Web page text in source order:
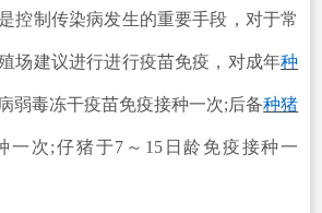
制传染病发生的重要手段，对于常
场建议进行进行疫苗免疫，对成年种
弱毒冻干疫苗免疫接种一次;后备种猪
一次;仔猪于7～15日龄免疫接种一